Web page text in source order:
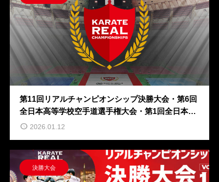
第11回リアルチャンピオンシップ決勝大会・第6回
全日本高等学校空手道選手権大会・第1回全日本マ
スターズ空手道選手権大会
2026.01.12
決勝大会